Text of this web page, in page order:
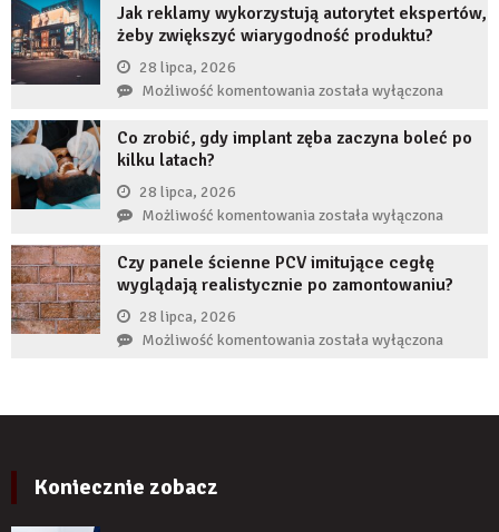
uzupełnię
implantem?
JDG
chroni
przed
komornikiem?
Jak reklamy wykorzystują autorytet ekspertów,
żeby zwiększyć wiarygodność produktu?
28 lipca, 2026
Możliwość komentowaniaJak
wykorzystują
żeby
zwiększyć
wiarygodność
produktu?
została wyłączona
Co zrobić, gdy implant zęba zaczyna boleć po
kilku latach?
28 lipca, 2026
Możliwość komentowaniaCo
gdy
implant
zaczyna
została wyłączona
Czy panele ścienne PCV imitujące cegłę
wyglądają realistycznie po zamontowaniu?
28 lipca, 2026
Możliwość komentowaniaCzy
została wyłączona
Koniecznie zobacz